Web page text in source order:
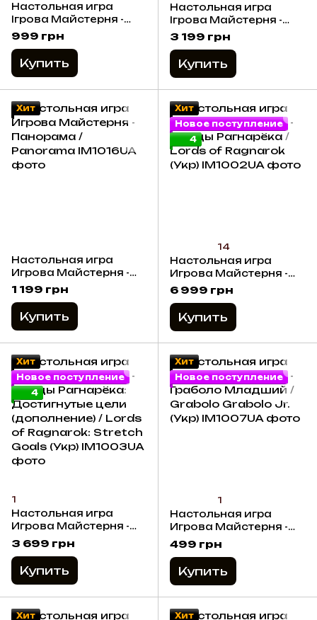
Настольная игра
Ігрова Майстерня -
Тамашии:Хроника
Восхождения.
Потеряные Страници /
Tamashii: Tamashii:
999 грн
Купить
Настольная игра
Ігрова Майстерня -
Тамашии: Хроника
Восхождения
Миниатюры для игры
(дополнение) /
(Укр)
3 199 грн
Купить
Хит
Настольная игра
Игрова Майстерня -
Панорама / Panorama
1 199 грн
Купить
Хит
Новое поступление
4
14
Настольная игра
Игрова Майстерня -
Лорды Рагнарёка /
Lords of Ragnarok
(Укр)
6 999 грн
Купить
Хит
Новое поступление
4
1
Настольная игра
Игрова Майстерня -
Лорды Рагнарёка:
Достигнутые цели
(дополнение) / Lords
of Ragnarok: Stretch
3 699 грн
Купить
Хит
Новое поступление
1
Настольная игра
Игрова Майстерня -
Граболо Младший /
Grabolo Grabolo Jr.
(Укр)
499 грн
Купить
Хит Хит